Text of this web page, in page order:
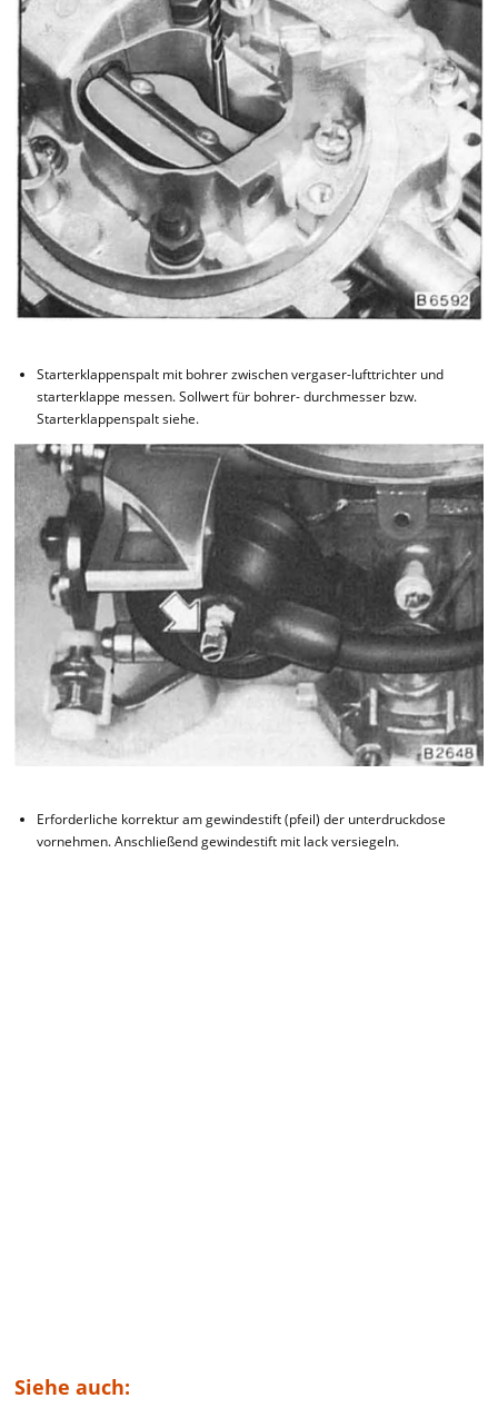
Starterklappenspalt mit bohrer zwischen vergaser-lufttrichter und
starterklappe messen. Sollwert für bohrer- durchmesser bzw.
Starterklappenspalt siehe.
Erforderliche korrektur am gewindestift (pfeil) der unterdruckdose
vornehmen. Anschließend gewindestift mit lack versiegeln.
Siehe auch: